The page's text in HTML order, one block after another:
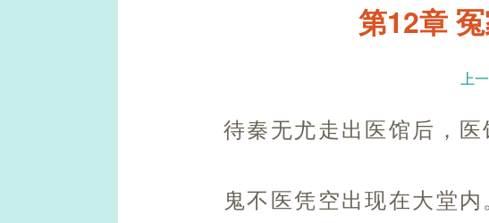
第12章
上
待秦无尤走出医馆后，医
鬼不医凭空出现在大堂内